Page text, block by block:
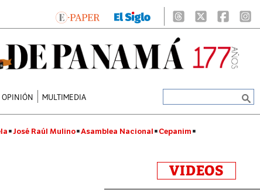
OPINIÓN MULTIMEDIA
José Raúl Mulino Asamblea Nacional Cepanim
VIDEOS